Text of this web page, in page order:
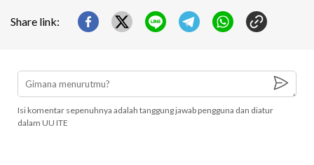
Share link:
Isi komentar sepenuhnya adalah tanggung jawab pengguna dan diatur
dalam UU ITE